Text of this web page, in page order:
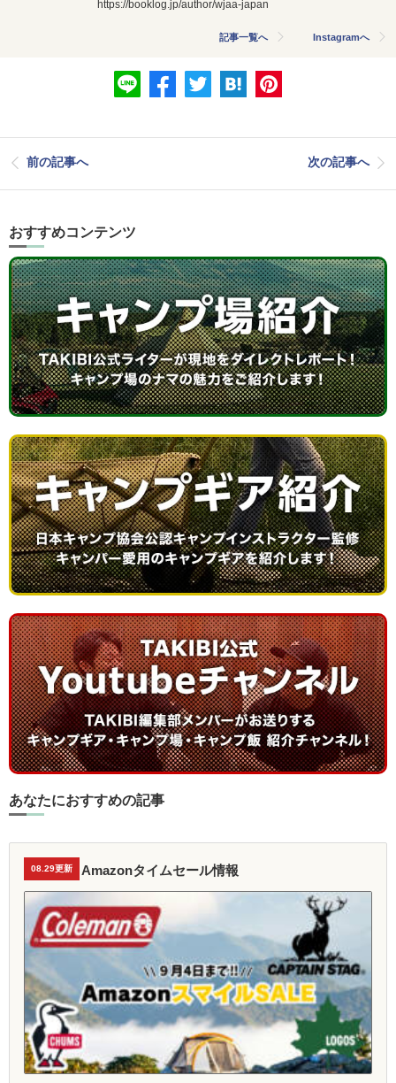
https://booklog.jp/author/wjaa-japan
記事一覧へ Instagramへ
前の記事へ 次の記事へ
おすすめコンテンツ
あなたにおすすめの記事
08.29更新 Amazonタイムセール情報